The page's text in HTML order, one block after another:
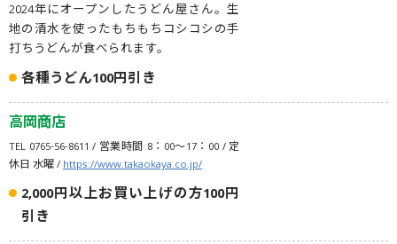
2024年にオープンしたうどん屋さん。生
地の清水を使ったもちもちコシコシの手
打ちうどんが食べられます。
各種うどん100円引き
高岡商店
TEL 0765-56-8611 / 営業時間 8：00～17：00 / 定
休日 水曜 /https://www.takaokaya.co.jp/
2,000円以上お買い上げの方100円
引き